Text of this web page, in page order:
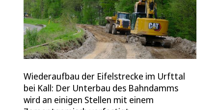
Wiederaufbau der Eifelstrecke im Urfttal
bei Kall: Der Unterbau des Bahndamms
wird an einigen Stellen mit einem